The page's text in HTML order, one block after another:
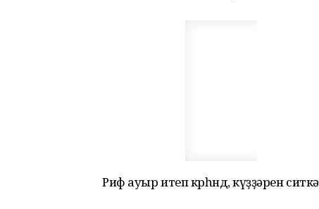
Риф ауыр итеп көрһөндө, күҙҙәрен